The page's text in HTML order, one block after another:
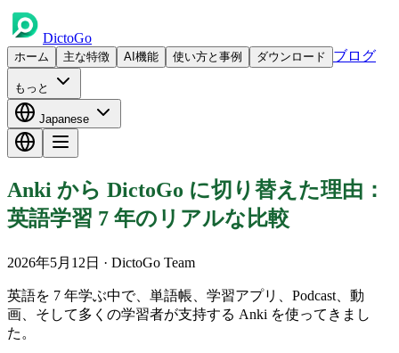
DictoGo
ホーム 主な特徴 AI機能 使い方と事例 ダウンロード ブログ
もっと
Japanese
Anki から DictoGo に切り替えた理由：
英語学習 7 年のリアルな比較
2026年5月12日 · DictoGo Team
英語を 7 年学ぶ中で、単語帳、学習アプリ、Podcast、動
画、そして多くの学習者が支持する Anki を使ってきまし
た。